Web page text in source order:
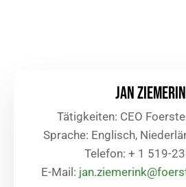
Jan
Tätigkeiten: CEO
Sprache: Englisch,
Telefon: + 1 519-
E-Mail: